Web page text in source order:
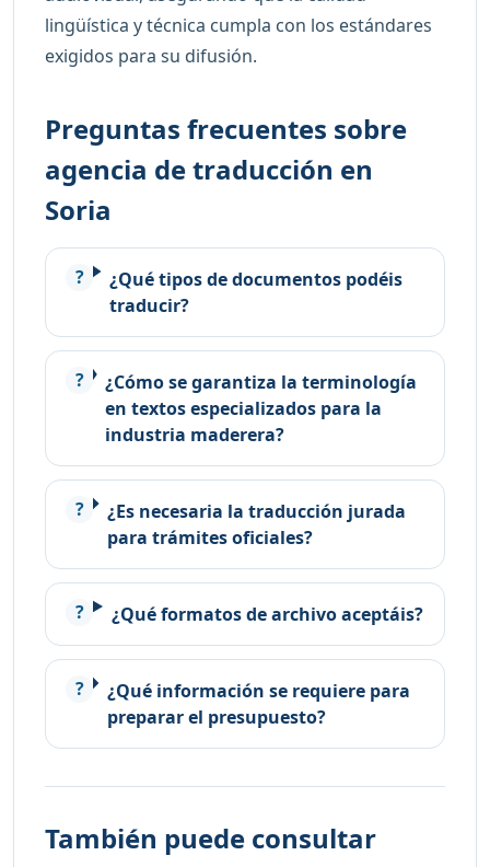
lingüística y técnica cumpla con los estándares
exigidos para su difusión.
Preguntas frecuentes sobre
agencia de traducción en
Soria
¿Qué tipos de documentos podéis
traducir?
¿Cómo se garantiza la terminología
en textos especializados para la
industria maderera?
¿Es necesaria la traducción jurada
para trámites oficiales?
¿Qué formatos de archivo aceptáis?
¿Qué información se requiere para
preparar el presupuesto?
También puede consultar